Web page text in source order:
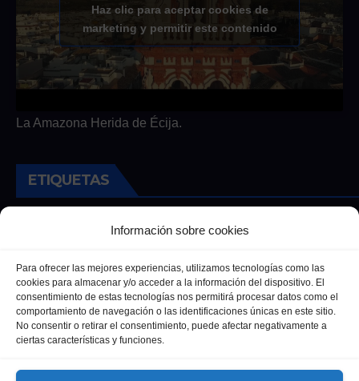
Información sobre cookies
Para ofrecer las mejores experiencias, utilizamos tecnologías como las
cookies para almacenar y/o acceder a la información del dispositivo. El
consentimiento de estas tecnologías nos permitirá procesar datos como el
comportamiento de navegación o las identificaciones únicas en este sitio.
No consentir o retirar el consentimiento, puede afectar negativamente a
ciertas características y funciones.
Haz clic para aceptar cookies de
marketing y permitir este contenido
La Amazona Herida de Écija.
ETIQUETAS
Andalucía Cultura Deportes